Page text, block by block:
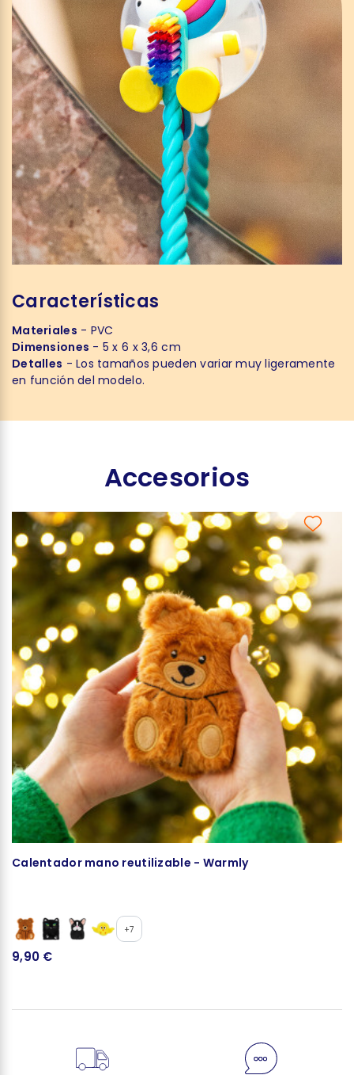
Características
Materiales - PVC
Dimensiones - 5 x 6 x 3,6 cm
Detalles - Los tamaños pueden variar muy ligeramente
en función del modelo.
Accesorios
Calentador mano reutilizable - Warmly
+7
9,90 €